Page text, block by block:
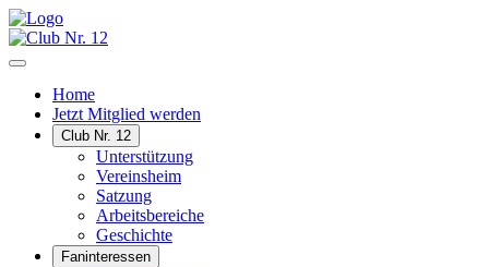
Home
Jetzt Mitglied werden
Club Nr. 12
Unterstützung
Vereinsheim
Satzung
Arbeitsbereiche
Geschichte
Faninteressen